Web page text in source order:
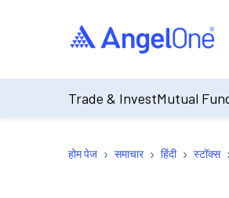
Trade & InvestMutual
होम पेज › समाचार › हिंदी › स्टॉक्स